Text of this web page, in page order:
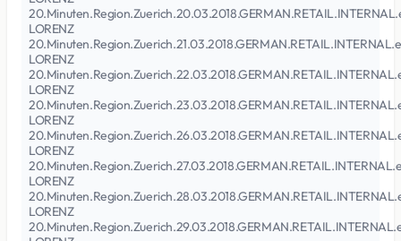
LORENZ
LORENZ
LORENZ
LORENZ
LORENZ
LORENZ
LORENZ